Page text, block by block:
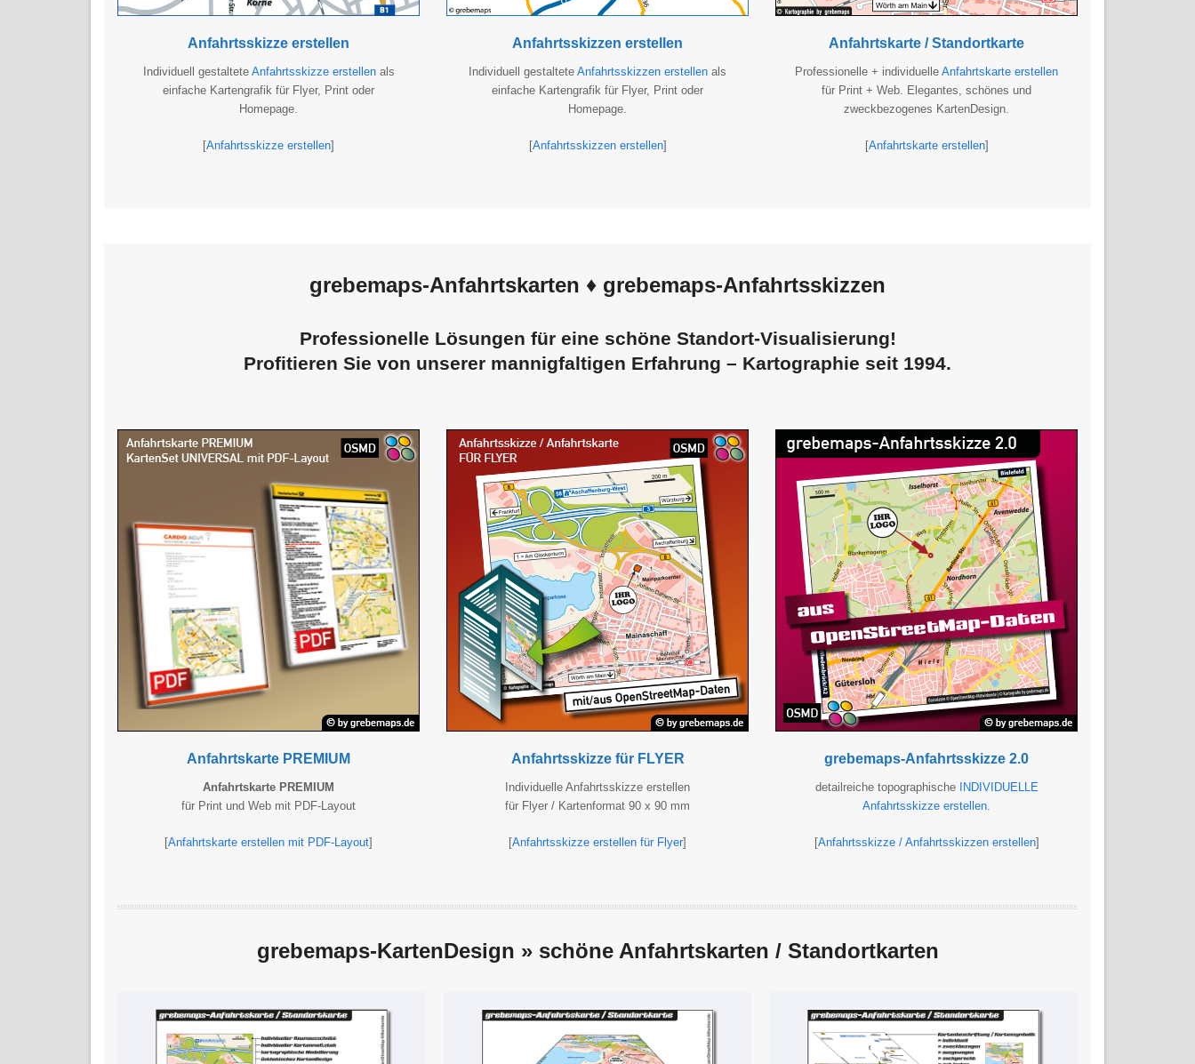
Anfahrtsskizze erstellen
Individuell gestaltete Anfahrtsskizze erstellenals
einfache Kartengrafik für Flyer, Print oder
Homepage.
[Anfahrtsskizze erstellen]
Anfahrtsskizzen erstellen
Individuell gestaltete Anfahrtsskizzen erstellen als
einfache Kartengrafik für Flyer, Print oder
Homepage.
[Anfahrtsskizzen erstellen]
Anfahrtskarte / Standortkarte
Professionelle + individuelle Anfahrtskarte erstellen
für Print + Web. Elegantes, schönes und
zweckbezogenes KartenDesign.
[Anfahrtskarte erstellen]
grebemaps-Anfahrtskarten ♦ grebemaps-Anfahrtsskizzen
Professionelle Lösungen für eine schöne Standort-Visualisierung!
Profitieren Sie von unserer mannigfaltigen Erfahrung – Kartographie seit 1994.
Anfahrtskarte PREMIUM
Anfahrtskarte PREMIUM
für Print und Web mit PDF-Layout
[Anfahrtskarte erstellen mit PDF-Layout]
Anfahrtsskizze für FLYER
Individuelle Anfahrtsskizze erstellen
für Flyer / Kartenformat 90 x 90 mm
[Anfahrtsskizze erstellen für Flyer]
grebemaps-Anfahrtsskizze 2.0
detailreiche topographische
INDIVIDUELLE
Anfahrtsskizze erstellen.
[Anfahrtsskizze / Anfahrtsskizzen erstellen]
grebemaps-KartenDesign » schöne Anfahrtskarten / Standortkarten